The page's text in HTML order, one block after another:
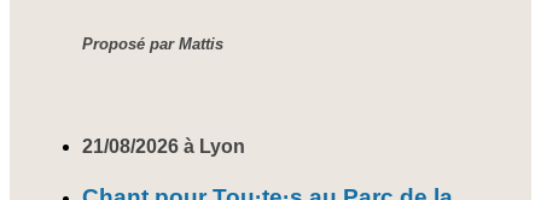
Proposé par Mattis
21/08/2026 à Lyon